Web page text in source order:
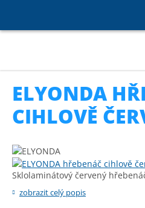
ELYONDA
CIHLOVĚ
Sklolaminátový červený
zobrazit celý popis